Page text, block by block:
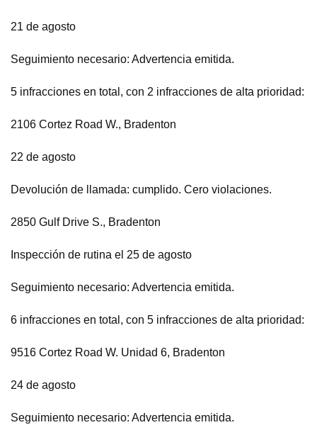
21 de agosto
Seguimiento necesario: Advertencia emitida.
5 infracciones en total, con 2 infracciones de alta prioridad:
2106 Cortez Road W., Bradenton
22 de agosto
Devolución de llamada: cumplido. Cero violaciones.
2850 Gulf Drive S., Bradenton
Inspección de rutina el 25 de agosto
Seguimiento necesario: Advertencia emitida.
6 infracciones en total, con 5 infracciones de alta prioridad:
9516 Cortez Road W. Unidad 6, Bradenton
24 de agosto
Seguimiento necesario: Advertencia emitida.